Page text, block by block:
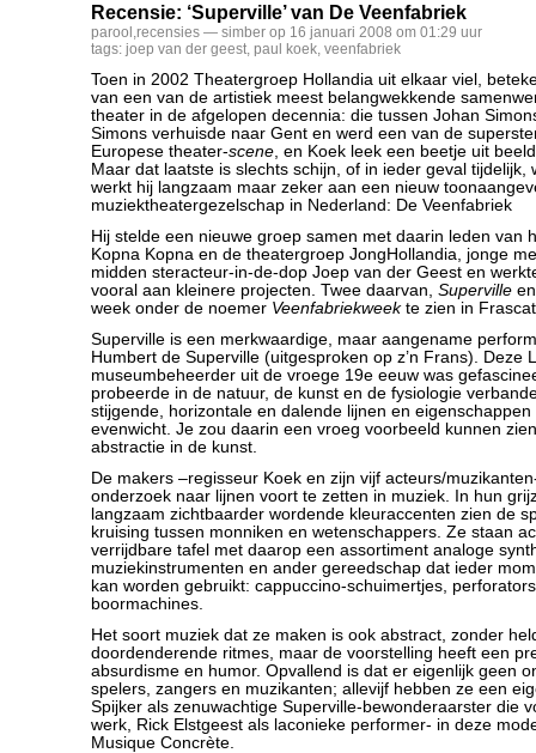
Recensie: ‘Superville’ van De Veenfabriek
parool ,recensies — simber op 16 januari 2008 om 01:29 uur
tags: joep van der geest, paul koek, veenfabriek
Toen in 2002 Theatergroep Hollandia uit elkaar viel,
van een van de artistiek meest belangwekkende
theater in de afgelopen decennia: die tussen Johan
Simons verhuisde naar Gent en werd een van de
Europese theater-scene, en Koek leek een beetje uit
Maar dat laatste is slechts schijn, of in ieder geval tijdelijk,
werkt hij langzaam maar zeker aan een nieuw
muziektheatergezelschap in Nederland: De Veenfabriek
Hij stelde een nieuwe groep samen met daarin leden van
Kopna Kopna en de theatergroep JongHollandia, jonge
midden steracteur-in-de-dop Joep van der Geest en
vooral aan kleinere projecten. Twee daarvan, Superville
week onder de noemer Veenfabriekweekte zien in
Superville is een merkwaardige, maar aangename
Humbert de Superville (uitgesproken op z’n Frans). Deze
museumbeheerder uit de vroege 19e eeuw was
probeerde in de natuur, de kunst en de fysiologie
stijgende, horizontale en dalende lijnen en
evenwicht. Je zou daarin een vroeg voorbeeld kunnen
abstractie in de kunst.
De makers –regisseur Koek en zijn vijf acteurs/
onderzoek naar lijnen voort te zetten in muziek. In hun
langzaam zichtbaarder wordende kleuraccenten zien de
kruising tussen monniken en wetenschappers. Ze staan
verrijdbare tafel met daarop een assortiment analoge
muziekinstrumenten en ander gereedschap dat ieder
kan worden gebruikt: cappuccino-schuimertjes,
boormachines.
Het soort muziek dat ze maken is ook abstract, zonder
doordenderende ritmes, maar de voorstelling heeft een
absurdisme en humor. Opvallend is dat er eigenlijk geen
spelers, zangers en muzikanten; allevijf hebben ze een
Spijker als zenuwachtige Superville-bewonderaarster die
werk, Rick Elstgeest als laconieke performer- in deze
Musique Concrète.